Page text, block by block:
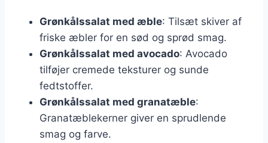
Grønkålssalat med æble: Tilsæt skiver af
friske æbler for en sød og sprød smag.
Grønkålssalat med avocado: Avocado
tilføjer cremede teksturer og sunde
fedtstoffer.
Grønkålssalat med granatæble:
Granatæblekerner giver en sprudlende
smag og farve.